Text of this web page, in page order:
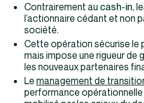
Contrairement au cash-in,
l’actionnaire cédant et non
société.
Cette opération sécurise le
mais impose une rigueur de
les nouveaux partenaires
Le management de
performance